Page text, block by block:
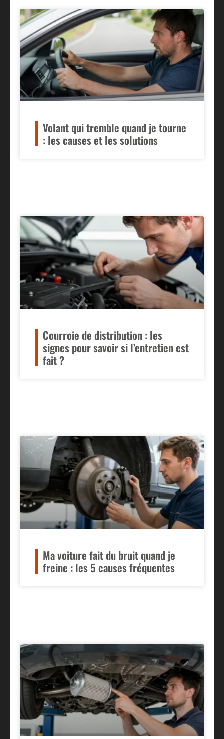
Volant qui tremble quand je tourne
: les causes et les solutions
Courroie de distribution : les
signes pour savoir si l’entretien est
fait ?
Ma voiture fait du bruit quand je
freine : les 5 causes fréquentes